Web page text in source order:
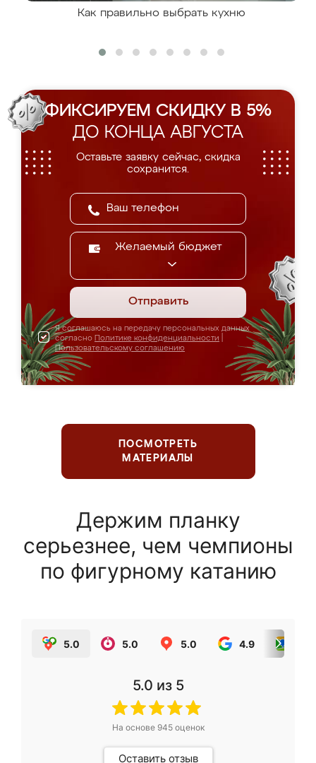
Как правильно выбрать кухню
ФИКСИРУЕМ СКИДКУ В 5%
ДО КОНЦА АВГУСТА
Оставьте заявку сейчас, скидка
сохранится.
Желаемый бюджет
Отправить
Я соглашаюсь на передачу персональных данных
согласно Политике конфиденциальности
Пользовательскому соглашению
ПОСМОТРЕТЬ
МАТЕРИАЛЫ
Держим планку
серьезнее, чем чемпионы
по фигурному катанию
5.0 5.0 5.0 4.9
5.0 из 5
На основе 945оценок
Оставить отзыв